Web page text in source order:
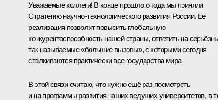
Уважаемые коллеги! В конце прошлого года мы приняли
Стратегию научно-технологического развития России. Её
реализация позволит повысить глобальную
конкурентоспособность нашей страны, ответить на
так называемые «большие вызовы», с которыми сегодня
сталкиваются практически все государства мира.
В этой связи считаю, что нужно ещё раз посмотреть
и на программы развития наших ведущих университетов, в